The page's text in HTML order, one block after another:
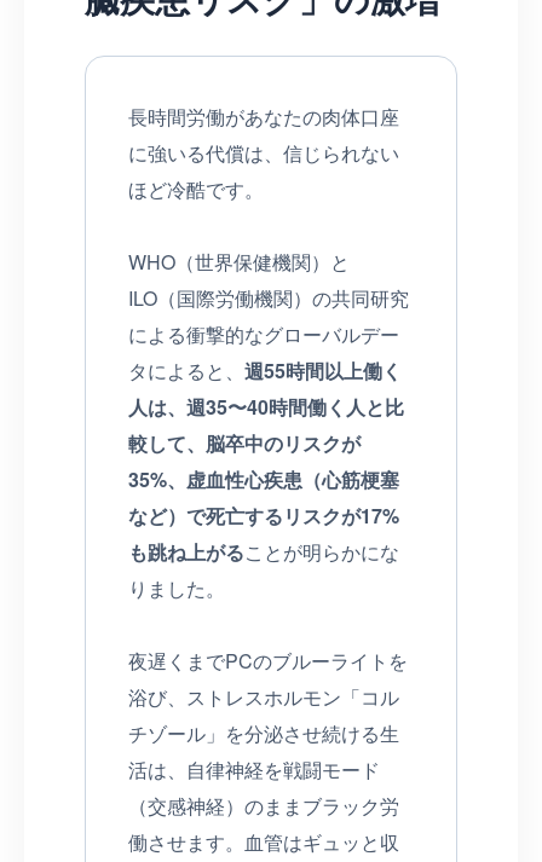
長時間労働があなたの肉体口座
に強いる代償は、信じられない
ほど冷酷です。
WHO（世界保健機関）と
ILO（国際労働機関）の共同研究
による衝撃的なグローバルデー
タによると、 週55時間以上働く
人は、週35〜40時間働く人と比
較して、脳卒中のリスクが
35%、虚血性心疾患（心筋梗塞
など）で死亡するリスクが17%
も跳ね上がることが明らかにな
りました。
夜遅くまでPCのブルーライトを
浴び、ストレスホルモン「コル
チゾール」を分泌させ続ける生
活は、自律神経を戦闘モード
（交感神経）のままブラック労
働させます。血管はギュッと収